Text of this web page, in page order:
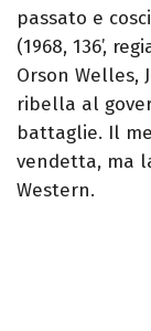
passato e
(1968, 136’,
Orson Welles,
ribella al
battaglie. Il
vendetta, ma
Western.